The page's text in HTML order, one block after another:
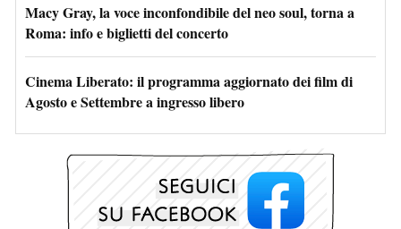
Macy Gray, la voce inconfondibile del neo soul, torna a
Roma: info e biglietti del concerto
Cinema Liberato: il programma aggiornato dei film di
Agosto e Settembre a ingresso libero